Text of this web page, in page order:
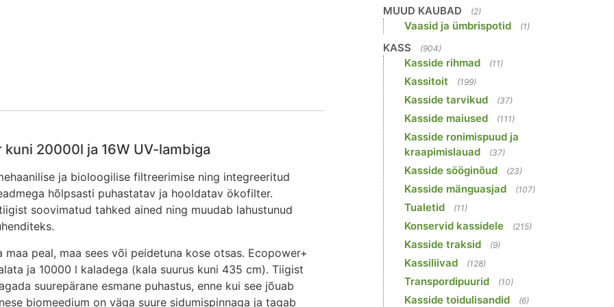
20000l ja 16W UV-lambiga
ja bioloogilise filtreerimise ning integreeritud
hõlpsasti puhastatav ja hooldatav ökofilter.
soovimatud tahked ained ning muudab lahustunud
peal, maa sees või peidetuna kose otsas. Ecopower+
ja 10000 l kaladega (kala suurus kuni 435 cm). Tiigist
suurepärane esmane puhastus, enne kui see jõuab
biomeedium on väga suure sidumispinnaga ja tagab
MUUD KAUBAD (2)
Vaasid ja ümbrispotid (1)
KASS (904)
Kasside rihmad (11)
Kassitoit (199)
Kasside tarvikud (37)
Kasside maiused (111)
Kasside ronimispuud ja
kraapimislauad
(37)
Kasside sööginõud (23)
Kasside mänguasjad (107)
Tualetid (11)
Konservid kassidele (215)
Kasside traksid (9)
Kassiliivad (128)
Transpordipuurid (10)
Kasside toidulisandid (6)